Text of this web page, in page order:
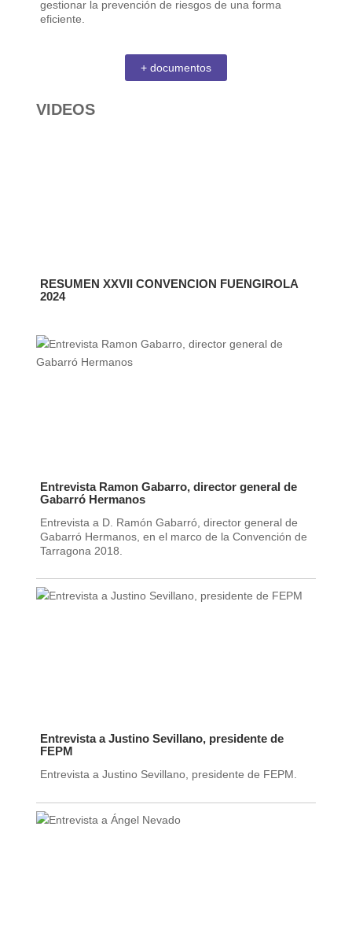
gestionar la prevención de riesgos de una forma
eficiente.
+ documentos
VIDEOS
RESUMEN XXVII CONVENCION FUENGIROLA
2024
Entrevista Ramon Gabarro, director general de
Gabarró Hermanos
Entrevista a D. Ramón Gabarró, director general de
Gabarró Hermanos, en el marco de la Convención de
Tarragona 2018.
Entrevista a Justino Sevillano, presidente de
FEPM
Entrevista a Justino Sevillano, presidente de FEPM.